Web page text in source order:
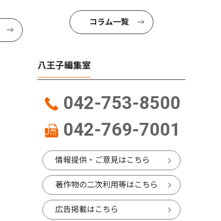
コラム一覧
八王子編集室
042-753-8500
042-769-7001
情報提供・ご意見はこちら
著作物の二次利用等はこちら
広告掲載はこちら